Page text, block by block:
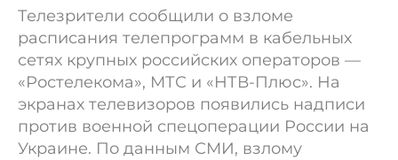
Телезрители сообщили о взломе
расписания телепрограмм в кабельных
сетях крупных российских операторов —
«Ростелекома», МТС и «НТВ-Плюс». На
экранах телевизоров появились надписи
против военной спецоперации России на
Украине. По данным СМИ, взлому